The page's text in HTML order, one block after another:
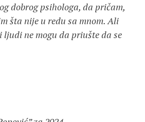
dobrog psihologa, da pričam,
šta nije u redu sa mnom. Ali
ljudi ne mogu da priušte da se